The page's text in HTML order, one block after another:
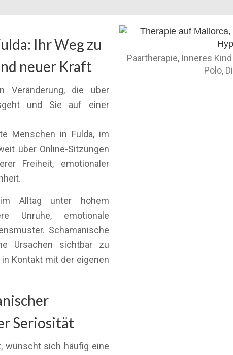
Ihr Weg zu
neuer Kraft
Veränderung, die über
und Sie auf einer
Menschen in Fulda, im
über Online-Sitzungen
Freiheit, emotionaler
Alltag unter hohem
Unruhe, emotionale
Schamanische
Ursachen sichtbar zu
Kontakt mit der eigenen
Seriosität
wünscht sich häufig eine
Paartherapie, Inneres
Polo,